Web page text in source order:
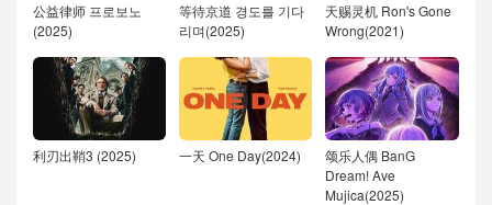
公益律师 프로보노
(2025)
等待京道 경도를 기다
리며(2025)
天赐灵机 Ron's Gone
Wrong(2021)
利刃出鞘3 (2025) 一天 One Day(2024)
颂乐人偶 BanG
Dream! Ave
Mujica(2025)